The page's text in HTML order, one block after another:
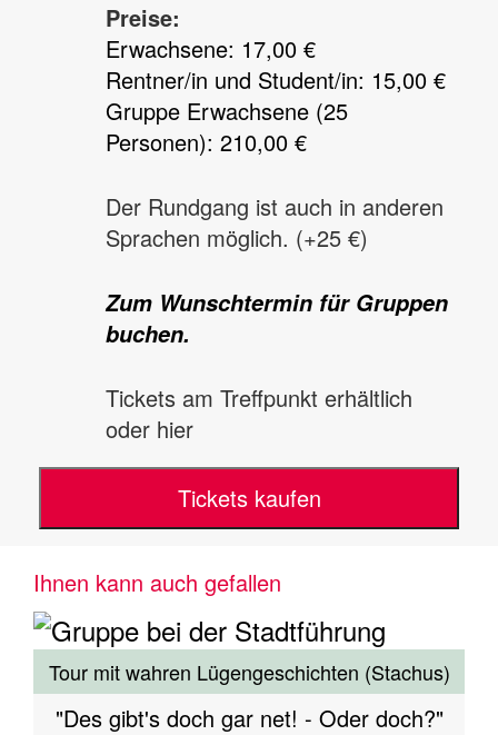
Preise:
Erwachsene: 17,00 €
Rentner/in und Student/in: 15,00 €
Gruppe Erwachsene (25
Personen): 210,00 €
Der Rundgang ist auch in anderen
Sprachen möglich. (+25 €)
Zum Wunschtermin für Gruppen
buchen.
Tickets am Treffpunkt erhältlich
oder hier
Tickets kaufen
Ihnen kann auch gefallen
Tour mit wahren Lügengeschichten (Stachus)
"Des gibt's doch gar net! - Oder doch?"